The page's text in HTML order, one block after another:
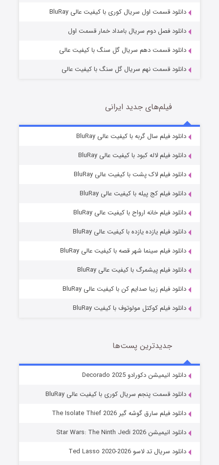
قسمت2 (زیرنویس) منتشر شد
قسمت7 (زیرنویس) منتشر شد
خاندان اژدها فصل ۳
دانلود قسمت اول سریال کوری با کیفیت عالی BluRay
دانلود فصل دوم سریال بامداد خمار قسمت اول
دانلود قسمت دهم سریال گل سنگ با کیفیت عالی
دانلود قسمت نهم سریال گل سنگ با کیفیت عالی
فیلم‌های جدید ایرانی
دانلود فیلم سال گربه با کیفیت عالی BluRay
دانلود فیلم لاله کبود با کیفیت عالی BluRay
دانلود فیلم لاک پشت با کیفیت عالی BluRay
دانلود فیلم کج‌ پیله با کیفیت عالی BluRay
دانلود فیلم خانه ارواح با کیفیت عالی BluRay
دانلود فیلم یازده یازده با کیفیت عالی BluRay
دانلود فیلم سینما شهر قصه با کیفیت عالی BluRay
دانلود فیلم پیشمرگ با کیفیت عالی BluRay
دانلود فیلم زیبا صدایم کن با کیفیت عالی BluRay
دانلود فیلم کوکتل مولوتوف با کیفیت BluRay
جدیدترین پست‌ها
دانلود انیمیشن دکورادو Decorado 2025
دانلود قسمت پنجم سریال کوری با کیفیت عالی BluRay
دانلود فیلم سارق گوشه گیر The Isolate Thief 2026
دانلود انیمیشن Star Wars: The Ninth Jedi 2026
دانلود سریال تد لاسو Ted Lasso 2020-2026